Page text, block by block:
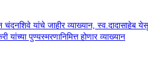
चंदनशिवे यांचे जाहीर व्याख्यान, स्व.दादासाहेब येसू
यांच्या पुण्यस्मरणानिमित्त होणार व्याख्यान